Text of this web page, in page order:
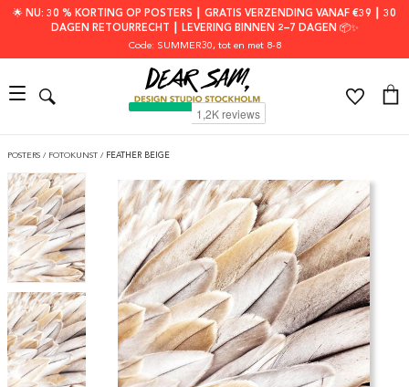
🌟 NU: 30 % KORTING OP POSTERS ┃ GRATIS VERZENDING VANAF €39 ┃ 30
DAGEN RETOURRECHT ┃ LEVERING BINNEN 2–7 DAGEN 📦✨
Code: SUMMER30, tot en met 8-8
POSTERS / FOTOKUNST / FEATHER BEIGE